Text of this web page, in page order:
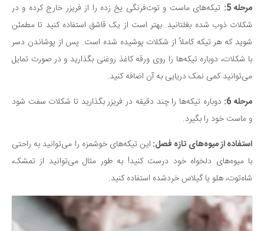
مرحله 5:
تیکه‌های ماست و توت‌فرنگی یخ زده را از فریزر خارج کرده و در
شکلات ذوب شده بغلتانید. بهتر است از یک قاشق استفاده کنید تا مطمئن
شوید که هر تیکه کاملاً از شکلات پوشیده شده است. پس از پوشاندن دسر
با شکلات، دوباره تیکه‌ها را روی ورقه کاغذ روغنی بگذارید و در صورت تمایل
می‌توانید کمی نمک دریایی به آن اضافه کنید.
مرحله 6:
دوباره تیکه‌ها را چند دقیقه در فریزر بگذارید تا شکلات سفت شود
و ماست خود را بگیرد.
استفاده از میوه‌های تازه فصل: این تیکه‌های خوشمزه را می‌توانید به راحتی
با میوه‌های دلخواه خود درست کنید! به طور مثال می‌توانید از تمشک،
شاه‌توت، هلو یا گیلاس خرد‌شده استفاده کنید.